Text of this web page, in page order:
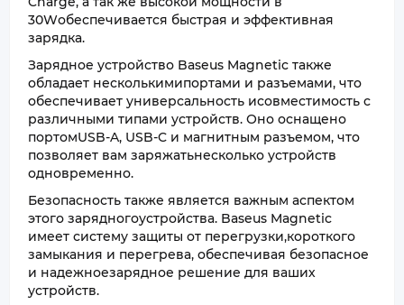
30Wобеспечивается быстрая и эффективная
зарядка.
Зарядное устройство Baseus Magnetic также
обладает несколькимипортами и разъемами, что
обеспечивает универсальность исовместимость с
различными типами устройств. Оно оснащено
портомUSB-A, USB-C и магнитным разъемом, что
позволяет вам заряжатьнесколько устройств
одновременно.
Безопасность также является важным аспектом
этого зарядногоустройства. Baseus Magnetic
имеет систему защиты от перегрузки,короткого
замыкания и перегрева, обеспечивая безопасное
и надежноезарядное решение для ваших
устройств.